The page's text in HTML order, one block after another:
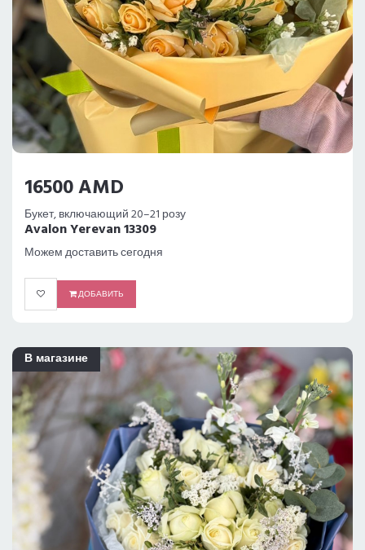
16500 AMD
Букет, включающий 20–21 розу
Avalon Yerevan 13309
Можем доставить сегодня
ДОБАВИТЬ
В магазине